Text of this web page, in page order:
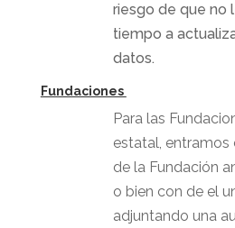
riesgo de que no
tiempo a
datos.
Fundaciones
Para las
estatal,
de la Fundación
o bien con de el
adjuntando una